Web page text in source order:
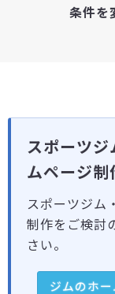
条件を
スポーツジ
ムページ制
スポーツジム
制作をご検討
さい。
ジムのホ